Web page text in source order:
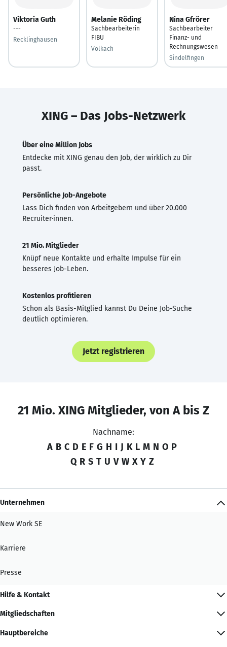
Viktoria Guth
---
Recklinghausen
Melanie Röding
Sachbearbeiterin
FIBU
Volkach
Nina Gfrörer
Sachbearbeiter
Finanz- und
Rechnungswesen
Sindelfingen
XING – Das Jobs-Netzwerk
Über eine Million Jobs
Entdecke mit XING genau den Job, der wirklich zu Dir
passt.
Persönliche Job-Angebote
Lass Dich finden von Arbeitgebern und über 20.000
Recruiter·innen.
21 Mio. Mitglieder
Knüpf neue Kontakte und erhalte Impulse für ein
besseres Job-Leben.
Kostenlos profitieren
Schon als Basis-Mitglied kannst Du Deine Job-Suche
deutlich optimieren.
Jetzt registrieren
21 Mio. XING Mitglieder, von A bis Z
Nachname:
A B C D E F G H I J K L M N O P
Q R S T U V W X Y Z
Unternehmen
New Work SE
Karriere
Presse
Hilfe & Kontakt
Mitgliedschaften
Hauptbereiche